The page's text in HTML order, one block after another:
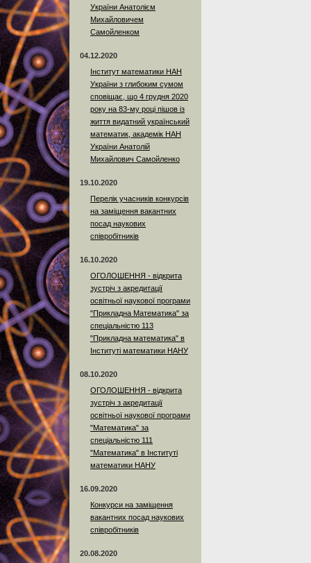
України Анатолієм
Михайловичем
Самойленком
04.12.2020
Інститут математики НАН
України з глибоким сумом
сповіщає, що 4 грудня 2020
року на 83-му році пішов із
життя видатний український
математик, академік НАН
України Анатолій
Михайлович Самойленко
19.10.2020
Перелік учасників конкурсів
на заміщення вакантних
посад наукових
співробітників
16.10.2020
ОГОЛОШЕННЯ - відкрита
зустріч з акредитації
освітньої наукової програми
"Прикладна Математика" за
спеціальністю 113
"Прикладна математика" в
Інституті математики НАНУ
08.10.2020
ОГОЛОШЕННЯ - відкрита
зустріч з акредитації
освітньої наукової програми
"Математика" за
спеціальністю 111
"Математика" в Інституті
математики НАНУ
16.09.2020
Конкурси на заміщення
вакантних посад наукових
співробітників
20.08.2020